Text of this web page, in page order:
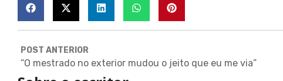
POST ANTERIOR
“O mestrado no exterior mudou o jeito que eu me via”